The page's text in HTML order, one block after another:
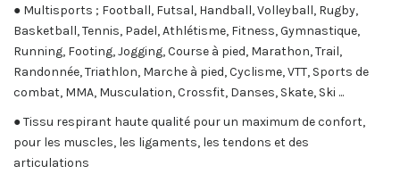
● Multisports ; Football, Futsal, Handball, Volleyball, Rugby,
Basketball, Tennis, Padel, Athlétisme, Fitness, Gymnastique,
Running, Footing, Jogging, Course à pied, Marathon, Trail,
Randonnée, Triathlon, Marche à pied, Cyclisme, VTT, Sports de
combat, MMA, Musculation, Crossfit, Danses, Skate, Ski ...
● Tissu respirant haute qualité pour un maximum de confort,
pour les muscles, les ligaments, les tendons et des
articulations